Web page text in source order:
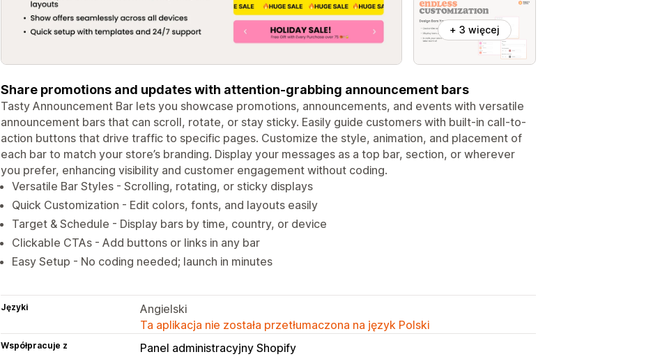
+ 3 więcej
Share promotions and updates with attention-grabbing announcement bars
Tasty Announcement Bar lets you showcase promotions, announcements, and events with versatile
announcement bars that can scroll, rotate, or stay sticky. Easily guide customers with built-in call-to-
action buttons that drive traffic to specific pages. Customize the style, animation, and placement of
each bar to match your store’s branding. Display your messages as a top bar, section, or wherever
you prefer, enhancing visibility and customer engagement without coding.
Versatile Bar Styles - Scrolling, rotating, or sticky displays
Quick Customization - Edit colors, fonts, and layouts easily
Target & Schedule - Display bars by time, country, or device
Clickable CTAs - Add buttons or links in any bar
Easy Setup - No coding needed; launch in minutes
Języki
Angielski
Ta aplikacja nie została przetłumaczona na język Polski
Współpracuje z Panel administracyjny Shopify